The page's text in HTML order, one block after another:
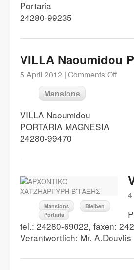
Portaria
24280-99235
VILLA Naoumidou
5 April 2012 | Comments Off
Mansions
VILLA Naoumidou
PORTARIA MAGNESIA
24280-99470
Mansions
Bleiben
Portaria
4
tel.: 24280-69022, faxen:
Verantwortlich: Mr. A.Douvlis